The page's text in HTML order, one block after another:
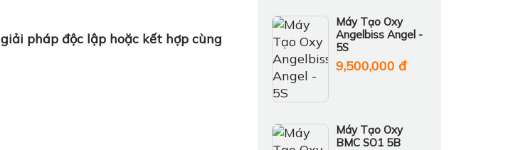
giải pháp độc lập hoặc kết hợp cùng
Máy Tạo Oxy
Angelbiss Angel -
5S
9,500,000 đ
Máy Tạo Oxy
BMC SO1 5B